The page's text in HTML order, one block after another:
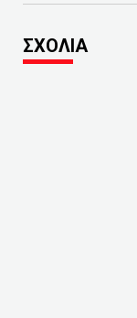
ΣΧΟΛΙΑ